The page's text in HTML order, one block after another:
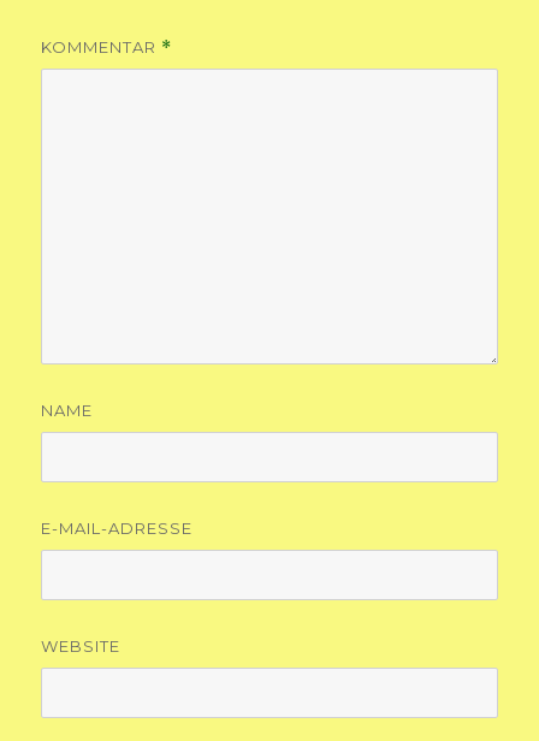
KOMMENTAR *
NAME
E-MAIL-ADRESSE
WEBSITE